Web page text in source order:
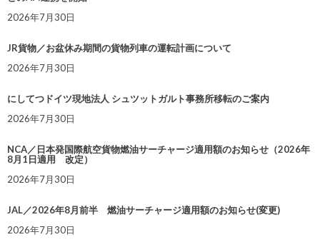
2026年7月30日
JR貨物／お盆休み期間の貨物列車の運転計画について
2026年7月30日
にしてつドイツ現地法人 シュツットガルト事務所移転のご案内
2026年7月30日
NCA／日本発国際航空貨物燃油サーチャージ適用額のお知らせ（2026年
8月1日適用 改定）
2026年7月30日
JAL／2026年8月前半 燃油サーチャージ適用額のお知らせ(変更)
2026年7月30日